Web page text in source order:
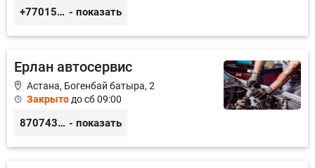
+77015375738 - показать
Ерлан автосервис
Астана, Богенбай батыра, 2
Закрыто до сб 09:00
87074312868 - показать